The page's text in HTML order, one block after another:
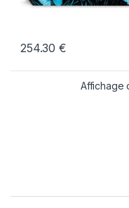
254.30€
Affichage